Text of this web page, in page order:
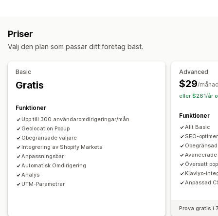
Lokaliseringsinställningar
Växlingsdesign
Priser
Välj den plan som passar ditt företag bäst.
Basic
Gratis
Funktioner
Upp till 300 användaromdirigeringar/mån
Geolocation Popup
Obegränsade väljare
Integrering av Shopify Markets
Anpassningsbar
Automatisk Omdirigering
Analys
UTM-Parametrar
Advanced
$29/
eller $261/år
Funktioner
Allt Basic
SEO-
Översatt
Klaviyo-
Anpassad
Prova gratis i